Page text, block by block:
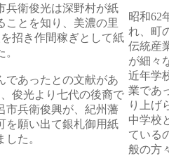
兵衛俊光は深野村が紙
ことを知り、美濃の里
招き作間稼ぎとして紙
であったとの文献があ
俊光より七代の後裔で
市兵衛俊興が、紀州藩
を願い出て銀札御用紙
た。
昭和62
れ、町
伝統産
が細々
近年学
業であ
り上げ
中学校
ている
般の方